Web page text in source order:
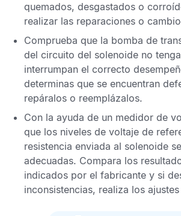
quemados, desgastados o
realizar las reparaciones o
Comprueba que la bomba de
del circuito del solenoide no
interrumpan el correcto
determinas que se encuentran
repáralos o reemplázalos.
Con la ayuda de un medidor de
que los niveles de voltaje de
resistencia enviada al solenoide
adecuadas. Compara los
indicados por el fabricante y si
inconsistencias, realiza los